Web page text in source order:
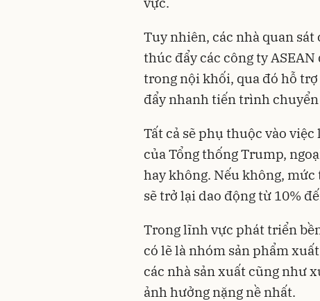
Tuy nhiên, các nhà quan
thúc đẩy các công ty
trong nội khối, qua đó hỗ
đẩy nhanh tiến trình
Tất cả sẽ phụ thuộc vào
của Tổng thống Trump,
hay không. Nếu không, mức
sẽ trở lại dao động từ 10%
Trong lĩnh vực phát triển
có lẽ là nhóm sản phẩm
các nhà sản xuất cũng như
ảnh hưởng nặng nề nhất.